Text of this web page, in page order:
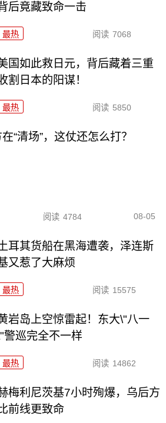
后竟藏致命一击
最热 阅读 7068
国如此救日元，背后藏着三重
割日本的阳谋！
最热 阅读 5850
“清场”，这仗还怎么打？
阅读 4784 08-05
耳其货船在黑海遭袭，泽连斯
又惹了大麻烦
最热 阅读 15575
岩岛上空惊雷起！东大\"八一
警巡完全不一样
最热 阅读 14862
梅利尼茨基7小时殉爆，乌后方
比前线更致命